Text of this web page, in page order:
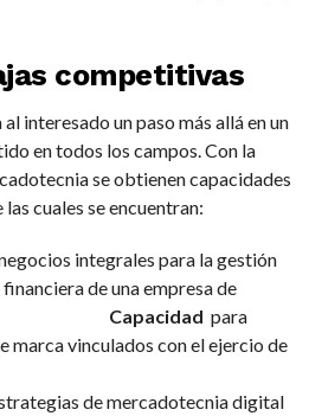
competitivas
interesado un paso más allá en un
en todos los campos. Con la
se obtienen capacidades
cuales se encuentran:
integrales para la gestión
de una empresa de
Capacidad para
marca vinculados con el ejercio de
de mercadotecnia digital